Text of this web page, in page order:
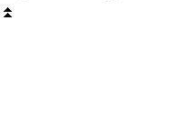
⏫